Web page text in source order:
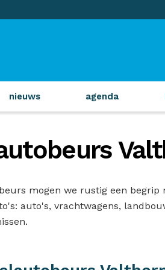
nieuws agenda
mogen we rustig een begrip
auto's, vrachtwagens,